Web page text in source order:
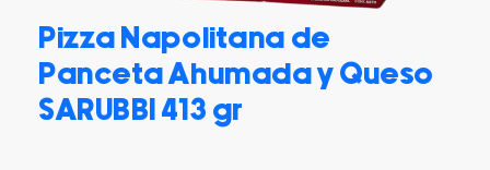
Pizza Napolitana de
Panceta Ahumada y Queso
SARUBBI 413 gr